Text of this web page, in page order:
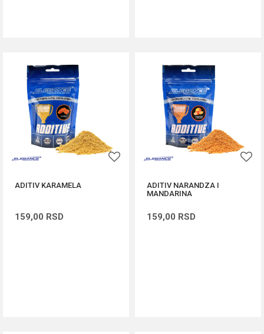
ADITIV KARAMELA
159,00 RSD
ADITIV NARANDZA I
MANDARINA
159,00 RSD